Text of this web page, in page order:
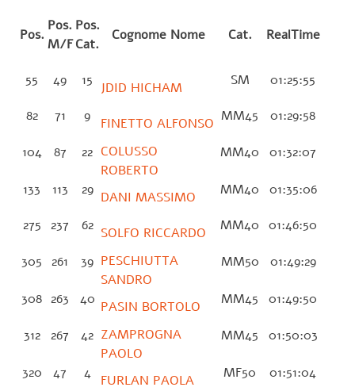
Pos.
Pos.
M/F
Pos.
Cat.
Cognome Nome Cat. RealTime
55 49 15 JDID HICHAM SM 01:25:55
82 71 9 FINETTO ALFONSO MM45 01:29:58
104 87 22 COLUSSO
ROBERTO
MM40 01:32:07
133 113 29 DANI MASSIMO MM40 01:35:06
275 237 62 SOLFO RICCARDO MM40 01:46:50
305 261 39 PESCHIUTTA
SANDRO
MM50 01:49:29
308 263 40 PASIN BORTOLO MM45 01:49:50
312 267 42 ZAMPROGNA
PAOLO
MM45 01:50:03
320 47 4 FURLAN PAOLA MF50 01:51:04